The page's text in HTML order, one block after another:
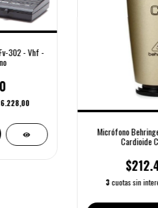
302 - Vhf -
Micrófono
Cardioide
3 cuotas sin